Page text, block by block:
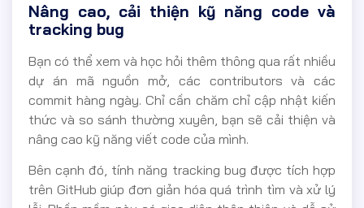
Nâng cao, cải thiện kỹ năng code và
tracking bug
Bạn có thể xem và học hỏi thêm thông qua rất nhiều
dự án mã nguồn mở, các contributors và các
commit hàng ngày. Chỉ cần chăm chỉ cập nhật kiến
thức và so sánh thường xuyên, bạn sẽ cải thiện và
nâng cao kỹ năng viết code của mình.
Bên cạnh đó, tính năng tracking bug được tích hợp
trên GitHub giúp đơn giản hóa quá trình tìm và xử lý